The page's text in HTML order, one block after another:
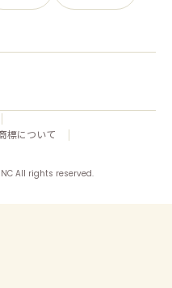
標について
All rights reserved.